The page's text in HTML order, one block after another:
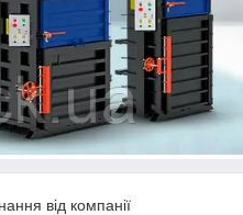
від компанії